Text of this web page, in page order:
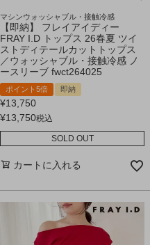
マシンウォッシャブル・接触冷感
【即納】 フレイアイディー
FRAY I.D トップス 26春夏 ツイ
ストディテールカットトップス
／ウォッシャブル・接触冷感 ノ
ースリーブ fwct264025
ポイント5倍 即納
¥13,750
¥13,750税込
SOLD OUT
カートに入れる